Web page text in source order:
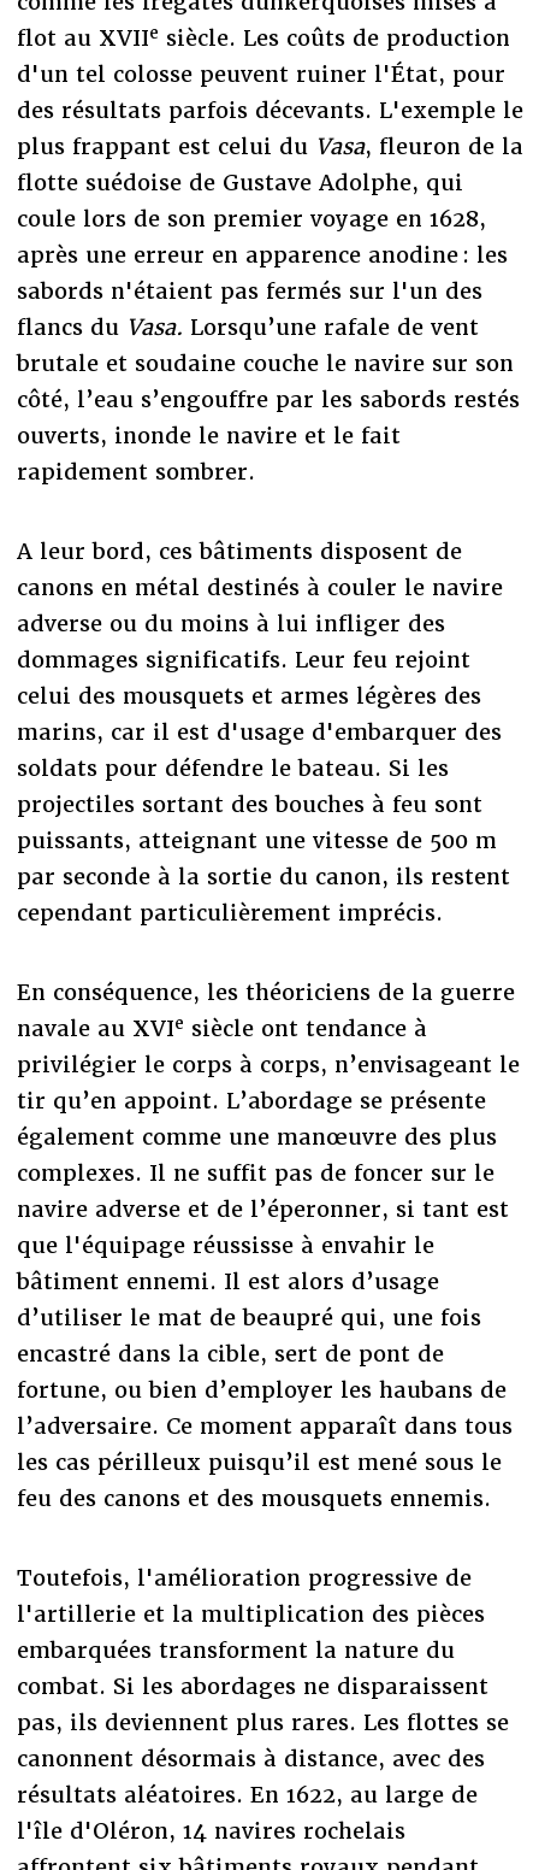
flot au XVIIe siècle. Les coûts de production
d'un tel colosse peuvent ruiner l'État, pour
des résultats parfois décevants. L'exemple le
plus frappant est celui du Vasa, fleuron de la
flotte suédoise de Gustave Adolphe, qui
coule lors de son premier voyage en 1628,
après une erreur en apparence anodine : les
sabords n'étaient pas fermés sur l'un des
flancs du Vasa. Lorsqu’une rafale de vent
brutale et soudaine couche le navire sur son
côté, l’eau s’engouffre par les sabords restés
ouverts, inonde le navire et le fait
rapidement sombrer.
A leur bord, ces bâtiments disposent de
canons en métal destinés à couler le navire
adverse ou du moins à lui infliger des
dommages significatifs. Leur feu rejoint
celui des mousquets et armes légères des
marins, car il est d'usage d'embarquer des
soldats pour défendre le bateau. Si les
projectiles sortant des bouches à feu sont
puissants, atteignant une vitesse de 500 m
par seconde à la sortie du canon, ils restent
cependant particulièrement imprécis.
En conséquence, les théoriciens de la guerre
navale au XVIe siècle ont tendance à
privilégier le corps à corps, n’envisageant le
tir qu’en appoint. L’abordage se présente
également comme une manœuvre des plus
complexes. Il ne suffit pas de foncer sur le
navire adverse et de l’éperonner, si tant est
que l'équipage réussisse à envahir le
bâtiment ennemi. Il est alors d’usage
d’utiliser le mat de beaupré qui, une fois
encastré dans la cible, sert de pont de
fortune, ou bien d’employer les haubans de
l’adversaire. Ce moment apparaît dans tous
les cas périlleux puisqu’il est mené sous le
feu des canons et des mousquets ennemis.
Toutefois, l'amélioration progressive de
l'artillerie et la multiplication des pièces
embarquées transforment la nature du
combat. Si les abordages ne disparaissent
pas, ils deviennent plus rares. Les flottes se
canonnent désormais à distance, avec des
résultats aléatoires. En 1622, au large de
l'île d'Oléron, 14 navires rochelais